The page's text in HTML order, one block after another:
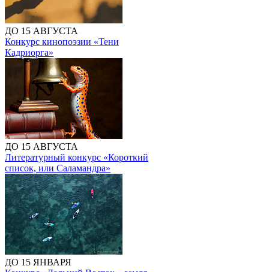
ДО 15 АВГУСТА
Конкурс кинопоэзии «Тени
Кадриорга»
ДО 15 АВГУСТА
Литературный конкурс «Короткий
список, или Саламандра»
ДО 15 ЯНВАРЯ